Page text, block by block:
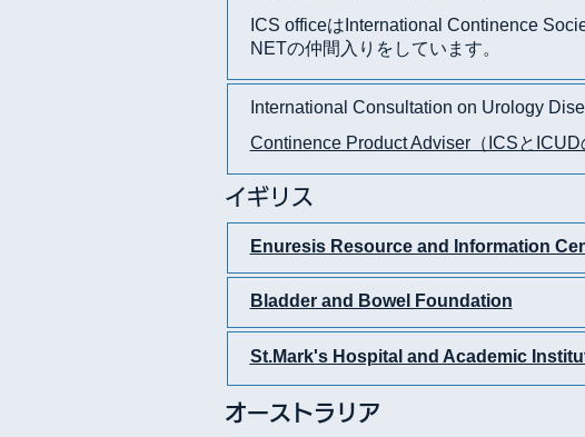
ICS officeはInternational Continence
NETの仲間入りをしています。
International Consultation on Urology
Continence Product Adviser（ICSとICUD
​イギリス
Enuresis Resource and Information
Bladder and Bowel Foundation
St.Mark's Hospital and Academic
オーストラリア